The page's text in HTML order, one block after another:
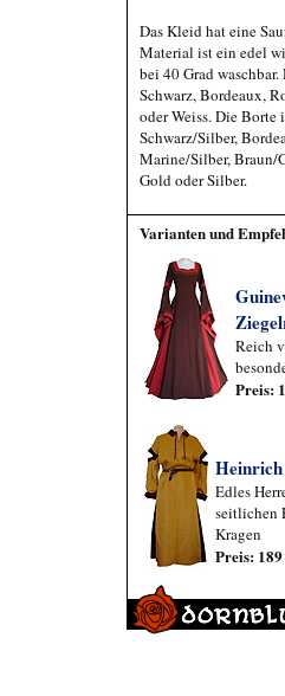
Das Kleid hat eine
Material ist ein edel
bei 40 Grad
Schwarz, Bordeaux,
oder Weiss. Die
Schwarz/Silber,
Marine/Silber, Braun/
Gold oder Silber.
Varianten und
Reich
Preis:
Edles
seitlichen
Kragen
Preis: